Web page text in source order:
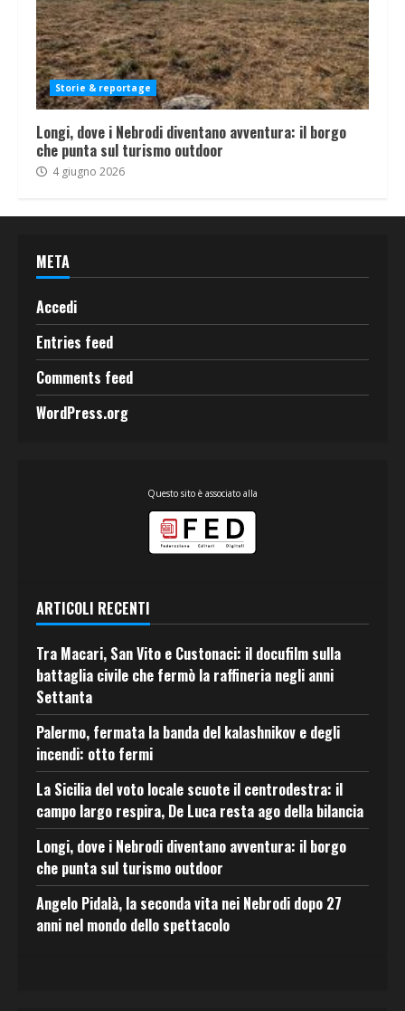
Storie & reportage
Longi, dove i Nebrodi diventano avventura: il borgo
che punta sul turismo outdoor
4 giugno 2026
META
Accedi
Entries feed
Comments feed
WordPress.org
Questo sito è associato alla
ARTICOLI RECENTI
Tra Macari, San Vito e Custonaci: il docufilm sulla
battaglia civile che fermò la raffineria negli anni
Settanta
Palermo, fermata la banda del kalashnikov e degli
incendi: otto fermi
La Sicilia del voto locale scuote il centrodestra: il
campo largo respira, De Luca resta ago della bilancia
Longi, dove i Nebrodi diventano avventura: il borgo
che punta sul turismo outdoor
Angelo Pidalà, la seconda vita nei Nebrodi dopo 27
anni nel mondo dello spettacolo